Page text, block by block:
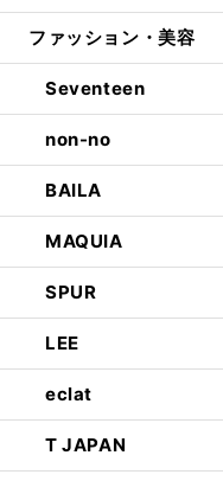
ファッション・美容
Seventeen
non-no
BAILA
MAQUIA
SPUR
LEE
eclat
T JAPAN